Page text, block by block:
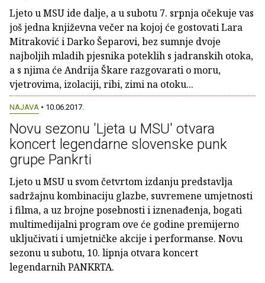
Ljeto u MSU ide dalje, a u subotu 7. srpnja očekuje vas
još jedna književna večer na kojoj će gostovati Lara
Mitraković i Darko Šeparovi, bez sumnje dvoje
najboljih mladih pjesnika poteklih s jadranskih otoka,
a s njima će Andrija Škare razgovarati o moru,
vjetrovima, izolaciji, ribi, zimi na otoku...
NAJAVA • 10.06.2017.
Novu sezonu 'Ljeta u MSU' otvara
koncert legendarne slovenske punk
grupe Pankrti
Ljeto u MSU u svom četvrtom izdanju predstavlja
sadržajnu kombinaciju glazbe, suvremene umjetnosti
i filma, a uz brojne posebnosti i iznenađenja, bogati
multimedijalni program ove će godine premijerno
uključivati i umjetničke akcije i performanse. Novu
sezonu u subotu, 10. lipnja otvara koncert
legendarnih PANKRTA.